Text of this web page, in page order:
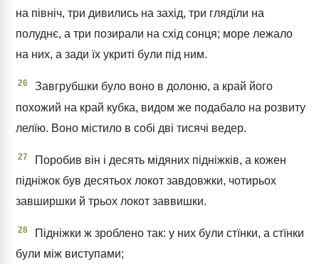
на північ, три дивились на захід, три глядїли на
полуднє, а три позирали на схід сонця; море лежало
на них, а зади їх укриті були під ним.
26
Завгрубшки було воно в долоню, а край його
похожий на край кубка, видом же подабало на розвиту
лелїю. Воно містило в собі дві тисячі ведер.
27
Поробив він і десять мідяних підніжків, а кожен
підніжок був десятьох локот завдовжки, чотирьох
завширшки й трьох локот заввишки.
28
Підніжки ж зроблено так: у них були стїнки, а стїнки
були між виступами;